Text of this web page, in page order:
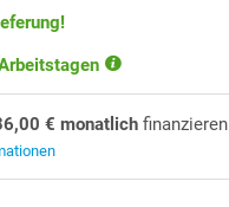
€ monatlich finanzieren